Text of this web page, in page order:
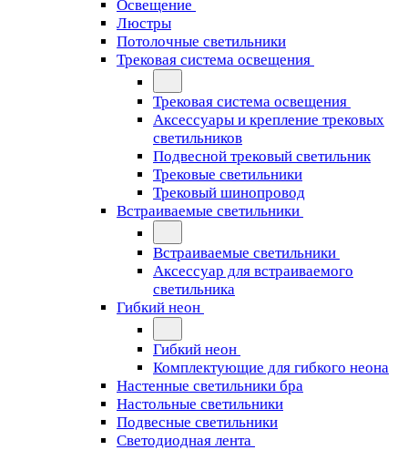
Освещение
Люстры
Потолочные светильники
Трековая система освещения
Трековая система освещения
Аксессуары и крепление трековых
светильников
Подвесной трековый светильник
Трековые светильники
Трековый шинопровод
Встраиваемые светильники
Встраиваемые светильники
Аксессуар для встраиваемого
светильника
Гибкий неон
Гибкий неон
Комплектующие для гибкого неона
Настенные светильники бра
Настольные светильники
Подвесные светильники
Светодиодная лента